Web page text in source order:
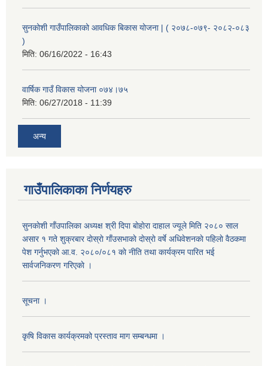
सुनकोशी गाउँपालिकाको आवधिक बिकास योजना | ( २०७८-०७९- २०८२-०८३
)
मिति: 06/16/2022 - 16:43
वार्षिक गाउँ विकास योजना ०७४।७५
मिति: 06/27/2018 - 11:39
अन्य
गाउँपालिकाका निर्णयहरु
सुनकाेशी गाँउपालिका अध्यक्ष श्री दिपा बाेहाेरा दाहाल ज्यूले मिति २०८० साल
असार १ गते शुक्रबार दाेस्राे गाँउसभाकाे दाेस्राे वर्षे अधिवेशनकाे पहिलाे वैठकमा
पेश गर्नुभएकाे आ.व. २०८०/०८१ काे नीति तथा कार्यक्रम पारित भई
सार्वजनिकरण गरिएकाे ।
सूचना ।
कृषि विकास कार्यक्रमको प्रस्ताव माग सम्बन्धमा ।